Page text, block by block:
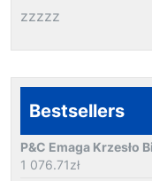
zzzzz
Bestsellers
P&C Emaga Krzesło
1 076.71zł